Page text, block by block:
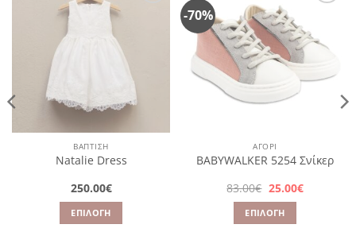
Πρόσθήκη
επιθυμιών
ΒΑΠΤΙΣΗ
Natalie Dress
250.00€
ΕΠΙΛΟΓΉ
-70%
στην
λίστα
επιθυμιών
ΑΓΌΡΙ
BABYWALKER 5254 Σνίκερ
83.00€ Original
price
was:
83.00€.
25.00€Η
τρέχουσα
ΕΠΙΛΟΓΉ